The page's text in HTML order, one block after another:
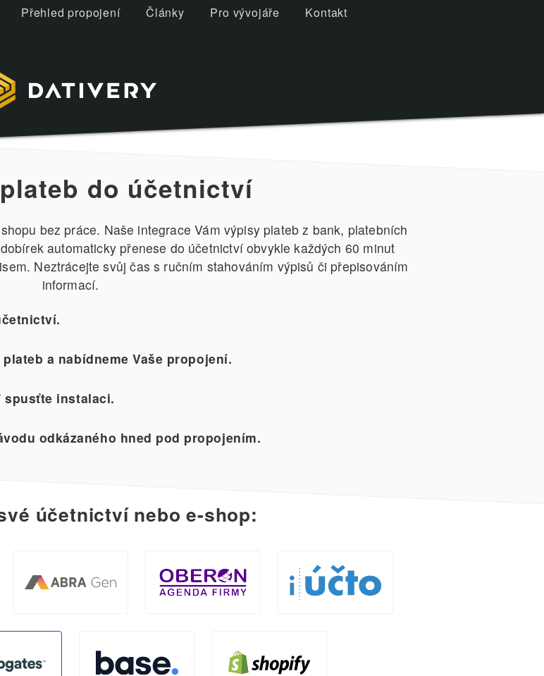
Přehled propojení Články Pro vývojáře Kontakt
do účetnictví
bez práce. Naše integrace Vám výpisy plateb z bank, platebních
automaticky přenese do účetnictví obvykle každých 60 minut
Neztrácejte svůj čas s ručním stahováním výpisů či přepisováním
informací.
a nabídneme Vaše propojení.
instalaci.
odkázaného hned pod propojením.
účetnictví nebo e-shop: